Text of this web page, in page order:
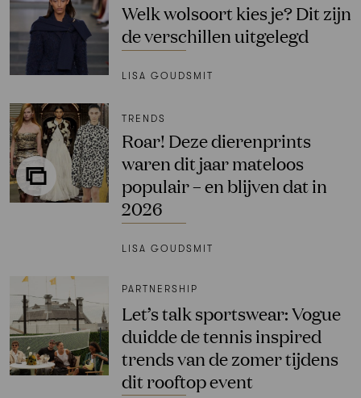
Welk wolsoort kies je? Dit zijn
de verschillen uitgelegd
LISA GOUDSMIT
TRENDS
Roar! Deze dierenprints
waren dit jaar mateloos
populair – en blijven dat in
2026
LISA GOUDSMIT
PARTNERSHIP
Let’s talk sportswear: Vogue
duidde de tennis inspired
trends van de zomer tijdens
dit rooftop event